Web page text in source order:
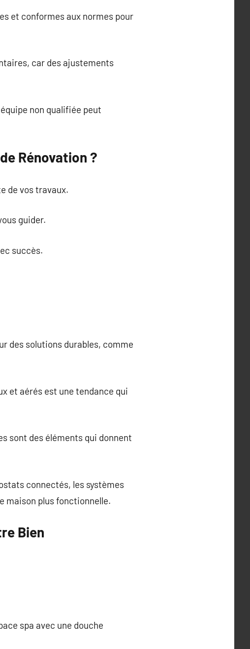
et conformes aux normes pour
car des ajustements
non qualifiée peut
Rénovation ?
de vos travaux.
guider.
succès.
des solutions durables, comme
et aérés est une tendance qui
sont des éléments qui donnent
connectés, les systèmes
maison plus fonctionnelle.
Bien
spa avec une douche